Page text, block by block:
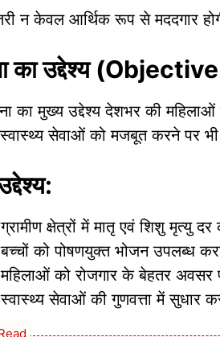
न केवल आर्थिक रूप से मददगार
का उद्देश्य
का मुख्य उद्देश्य देशभर की
स्वास्थ्य सेवाओं को मजबूत करने पर
ग्रामीण क्षेत्रों में मातृ एवं शिशु मृत्यु
बच्चों को पोषणयुक्त भोजन उपलब्ध
महिलाओं को रोजगार के बेहतर अवसर
स्वास्थ्य सेवाओं की गुणवत्ता में सुधार